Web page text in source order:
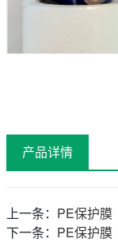
产品详情
上一条： PE保护膜
下一条： PE保护膜